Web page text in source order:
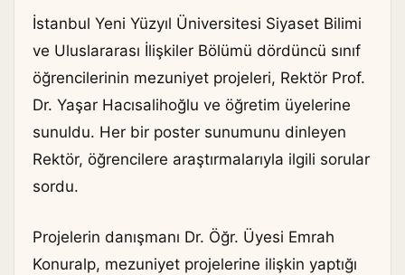
İstanbul Yeni Yüzyıl Üniversitesi Siyaset Bilimi
ve Uluslararası İlişkiler Bölümü dördüncü sınıf
öğrencilerinin mezuniyet projeleri, Rektör Prof.
Dr. Yaşar Hacısalihoğlu ve öğretim üyelerine
sunuldu. Her bir poster sunumunu dinleyen
Rektör, öğrencilere araştırmalarıyla ilgili sorular
sordu.
Projelerin danışmanı Dr. Öğr. Üyesi Emrah
Konuralp, mezuniyet projelerine ilişkin yaptığı